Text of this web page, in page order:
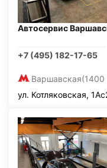
Автосервис
+7 (495) 182-17-65
Варшавская(1400
ул. Котляковская,